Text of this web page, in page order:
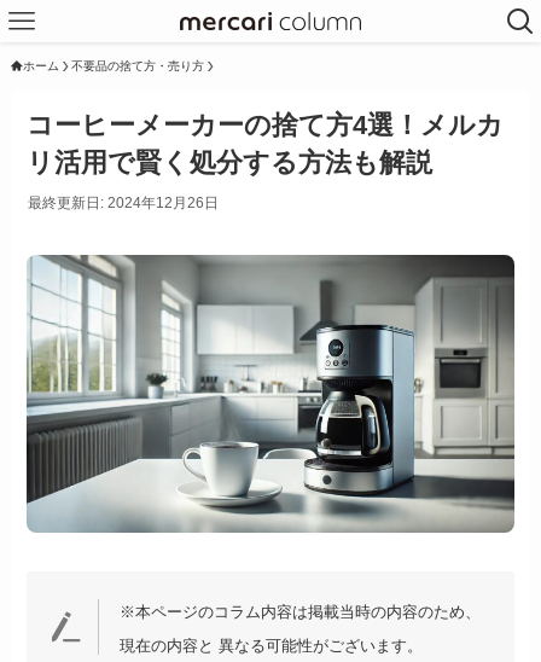
ホーム 不要品の捨て方・売り方
コーヒーメーカーの捨て方4選！メルカ
リ活用で賢く処分する方法も解説
最終更新日: 2024年12月26日
※本ページのコラム内容は掲載当時の内容のため、
現在の内容と 異なる可能性がございます。